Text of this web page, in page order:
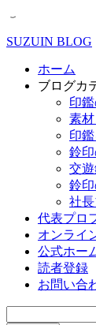
SUZUIN BLOG
ホーム
ブログカ
印
素
印
鈴
交
鈴
社
代表プロ
オンライ
公式ホー
読者登録
お問い合